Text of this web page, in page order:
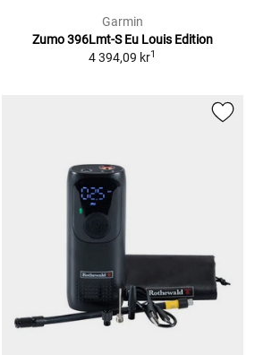
Garmin
Zumo 396Lmt-S Eu Louis Edition
4 394,09 kr1